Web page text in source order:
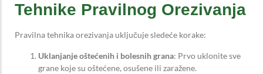
Tehnike Pravilnog Orezivanja
Pravilna tehnika orezivanja uključuje sledeće korake:
Uklanjanje oštećenih i bolesnih grana: Prvo uklonite sve
grane koje su oštećene, osušene ili zaražene.